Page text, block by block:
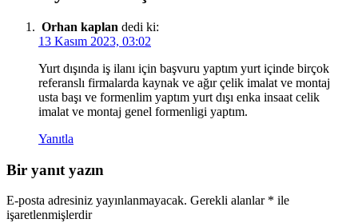
Orhan kaplan dedi ki:
13 Kasım 2023, 03:02
Yurt dışında iş ilanı için başvuru yaptım yurt içinde birçok
referanslı firmalarda kaynak ve ağır çelik imalat ve montaj
usta başı ve formenlim yaptım yurt dışı enka insaat celik
imalat ve montaj genel formenligi yaptım.
Yanıtla
Bir yanıt yazın
E-posta adresiniz yayınlanmayacak. Gerekli alanlar * ile
işaretlenmişlerdir